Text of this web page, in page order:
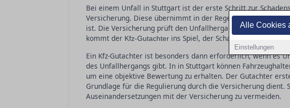
Alle Cookies
Einstellungen
Bei einem Unfall in Stuttgart ist der erste Schritt zur
Versicherung. Diese übernimmt in der Regel die Kosten,
ist. Die Versicherung prüft den Unfallhergang und fordert
kommt der Kfz-Gutachter ins Spiel, der Schadenhöhe und
Ein Kfz-Gutachter ist besonders dann erforderlich, wenn es
des Unfallhergangs gibt. In in Stuttgart können
um eine objektive Bewertung zu erhalten. Der Gutachter
Grundlage für die Regulierung durch die Versicherung dient.
Auseinandersetzungen mit der Versicherung zu vermeiden.